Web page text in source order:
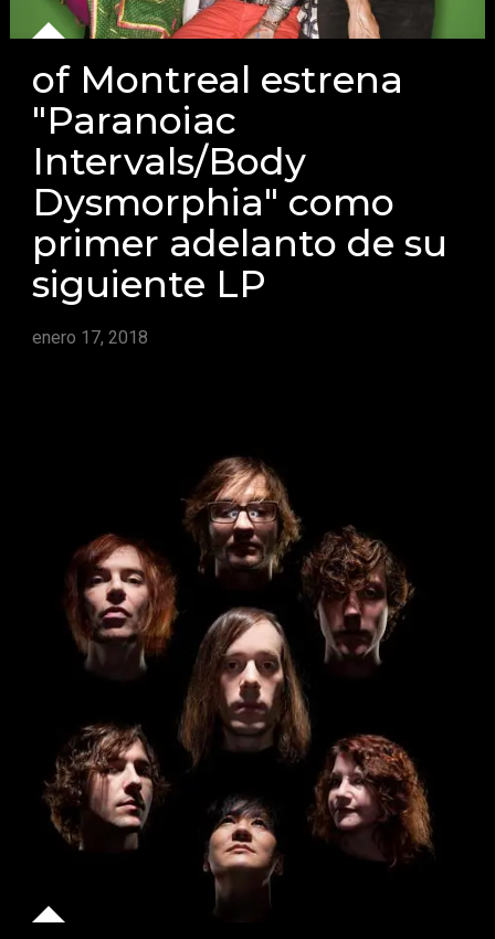
of Montreal estrena
"Paranoiac
Intervals/Body
Dysmorphia" como
primer adelanto de su
siguiente LP
enero 17, 2018